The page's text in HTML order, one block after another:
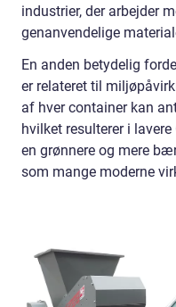
industrier, der arbejder
genanvendelige
En anden betydelig
er relateret til
af hver container kan
hvilket resulterer i
en grønnere og mere
som mange moderne